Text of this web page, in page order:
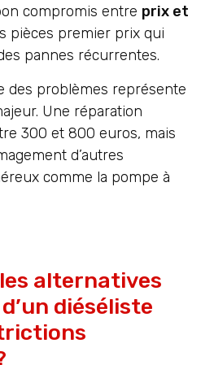
compromis entre prix et
pièces premier prix qui
pannes récurrentes.
des problèmes représente
Une réparation
300 et 800 euros, mais
d’autres
comme la pompe à
alternatives
diéséliste